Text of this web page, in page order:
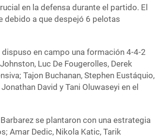
en la defensa durante el partido. El
debido a que despejó 6 pelotas
en campo una formación 4-4-2
Luc De Fougerolles, Derek
Tajon Buchanan, Stephen Eustáquio,
David y Tani Oluwaseyi en el
se plantaron con una estrategia
Amar Dedic, Nikola Katic, Tarik